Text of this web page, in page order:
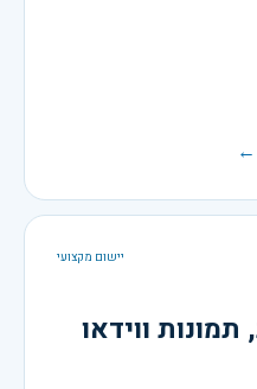
←
יישום מקצועי
ווידאו